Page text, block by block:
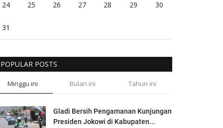
24 25 26 27 28 29 30
31
POPULAR POSTS
Minggu ini Bulan ini Tahun ini
Gladi Bersih Pengamanan Kunjungan
Presiden Jokowi di Kabupaten...